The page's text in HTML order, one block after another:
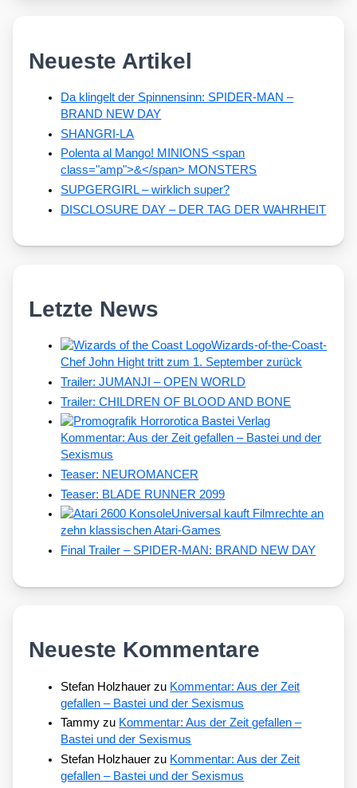
Neueste Artikel
Da klingelt der Spinnensinn: SPIDER-MAN –
BRAND NEW DAY
SHANGRI-LA
Polenta al Mango! MINIONS <span
class="amp">&</span> MONSTERS
SUPGERGIRL – wirklich super?
DISCLOSURE DAY – DER TAG DER WAHRHEIT
Letzte News
Wizards-of-the-Coast-
Chef John Hight tritt zum 1. September zurück
Trailer: JUMANJI – OPEN WORLD
Trailer: CHILDREN OF BLOOD AND BONE
Kommentar: Aus der Zeit gefallen – Bastei und der
Sexismus
Teaser: NEUROMANCER
Teaser: BLADE RUNNER 2099
Universal kauft Filmrechte an
zehn klassischen Atari-Games
Final Trailer – SPIDER-MAN: BRAND NEW DAY
Neueste Kommentare
Stefan Holzhauer zu Kommentar: Aus der Zeit
gefallen – Bastei und der Sexismus
Tammy zu Kommentar: Aus der Zeit gefallen –
Bastei und der Sexismus
Stefan Holzhauer zu Kommentar: Aus der Zeit
gefallen – Bastei und der Sexismus